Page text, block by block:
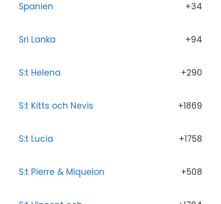
Spanien +34
Sri Lanka +94
S:t Helena +290
S:t Kitts och Nevis +1869
S:t Lucia +1758
S:t Pierre & Miquelon +508